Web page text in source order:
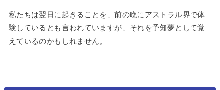
私たちは翌日に起きることを、前の晩にアストラル界で体
験しているとも言われていますが、それを予知夢として覚
えているのかもしれません。